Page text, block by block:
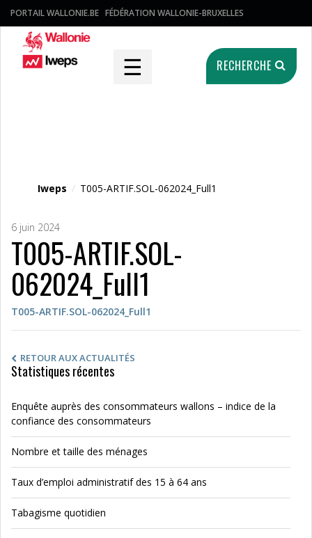
PORTAIL WALLONIE.BE FÉDÉRATION WALLONIE-BRUXELLES
☰ RECHERCHE
Iweps / T005-ARTIF.SOL-062024_Full1
6 juin 2024
T005-ARTIF.SOL-
062024_Full1
T005-ARTIF.SOL-062024_Full1
RETOUR AUX ACTUALITÉS
Statistiques récentes
Enquête auprès des consommateurs wallons – indice de la
confiance des consommateurs
Nombre et taille des ménages
Taux d’emploi administratif des 15 à 64 ans
Tabagisme quotidien